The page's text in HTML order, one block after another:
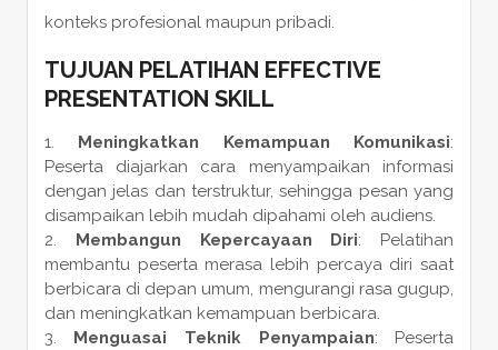
konteks profesional maupun pribadi.
TUJUAN PELATIHAN EFFECTIVE
PRESENTATION SKILL
Meningkatkan Kemampuan Komunikasi:
Peserta diajarkan cara menyampaikan informasi
dengan jelas dan terstruktur, sehingga pesan yang
disampaikan lebih mudah dipahami oleh audiens.
Membangun Kepercayaan Diri: Pelatihan
membantu peserta merasa lebih percaya diri saat
berbicara di depan umum, mengurangi rasa gugup,
dan meningkatkan kemampuan berbicara.
Menguasai Teknik Penyampaian: Peserta